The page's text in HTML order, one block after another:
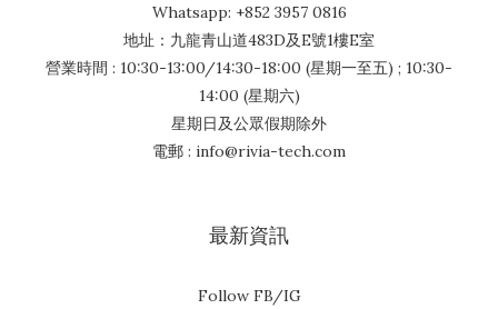
Whatsapp: +852 3957 0816
地址：九龍青山道483D及E號1樓E室
營業時間 : 10:30-13:00/14:30-18:00 (星期一至五) ; 10:30-
14:00 (星期六)
星期日及公眾假期除外
電郵 : info@rivia-tech.com
最新資訊
Follow FB/IG